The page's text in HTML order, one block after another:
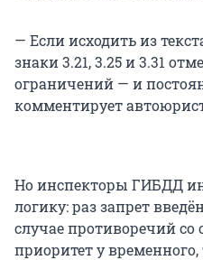
— Если исходить из
знаки 3.21, 3.25 и 3.31
ограничений — и
комментирует
Но инспекторы ГИБДД
логику: раз запрет
случае противоречий
приоритет у